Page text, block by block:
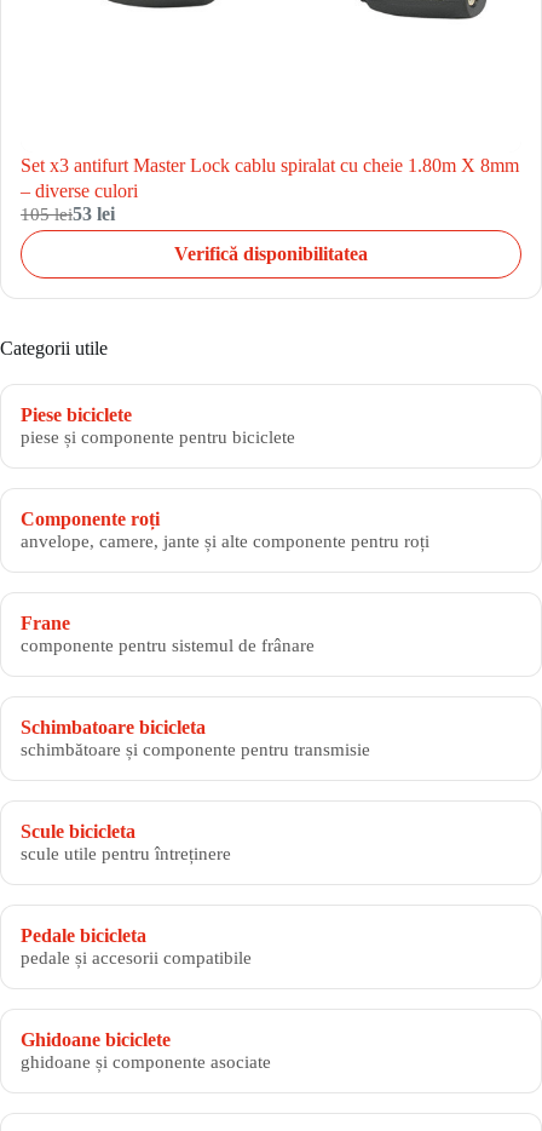
Set x3 antifurt Master Lock cablu spiralat cu cheie 1.80m X 8mm
– diverse culori
105 lei53 lei
Verifică disponibilitatea
Categorii utile
Piese biciclete
piese și componente pentru biciclete
Componente roți
anvelope, camere, jante și alte componente pentru roți
Frane
componente pentru sistemul de frânare
Schimbatoare bicicleta
schimbătoare și componente pentru transmisie
Scule bicicleta
scule utile pentru întreținere
Pedale bicicleta
pedale și accesorii compatibile
Ghidoane biciclete
ghidoane și componente asociate